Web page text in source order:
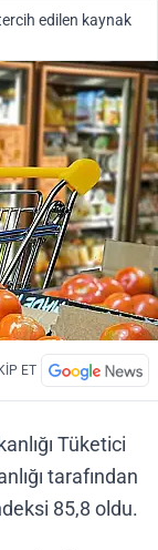
edilen kaynak
ET
Tüketici
tarafından
85,8 oldu.